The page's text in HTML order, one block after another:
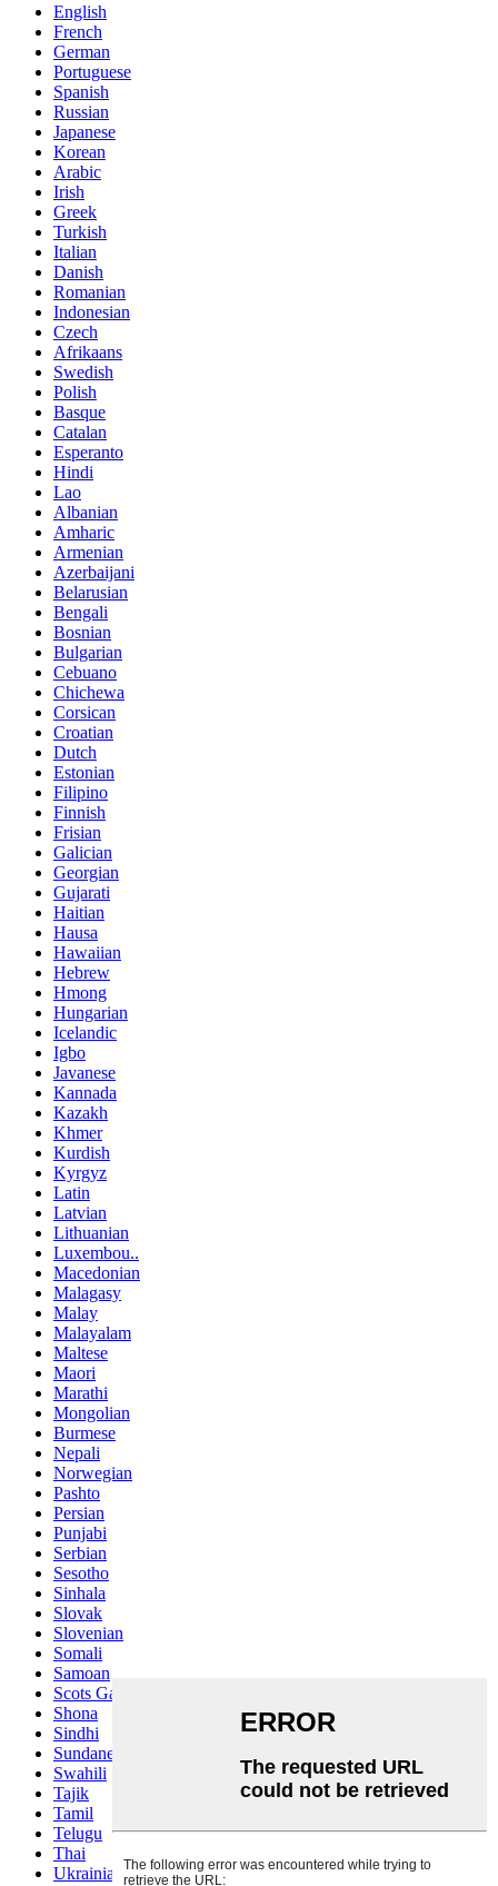
English
French
German
Portuguese
Spanish
Russian
Japanese
Korean
Arabic
Irish
Greek
Turkish
Italian
Danish
Romanian
Indonesian
Czech
Afrikaans
Swedish
Polish
Basque
Catalan
Esperanto
Hindi
Lao
Albanian
Amharic
Armenian
Azerbaijani
Belarusian
Bengali
Bosnian
Bulgarian
Cebuano
Chichewa
Corsican
Croatian
Dutch
Estonian
Filipino
Finnish
Frisian
Galician
Georgian
Gujarati
Haitian
Hausa
Hawaiian
Hebrew
Hmong
Hungarian
Icelandic
Igbo
Javanese
Kannada
Kazakh
Khmer
Kurdish
Kyrgyz
Latin
Latvian
Lithuanian
Luxembou..
Macedonian
Malagasy
Malay
Malayalam
Maltese
Maori
Marathi
Mongolian
Burmese
Nepali
Norwegian
Pashto
Persian
Punjabi
Serbian
Sesotho
Sinhala
Slovak
Slovenian
Somali
Samoan
Scots Gaelic
Shona
Sindhi
Sundanese
Swahili
Tajik
Tamil
Telugu
Thai
Ukrainian